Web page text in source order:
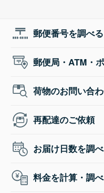
郵便番号を調べる
郵便局・ATM・
荷物のお問い合
再配達のご依頼
お届け日数を調
料金を計算・調